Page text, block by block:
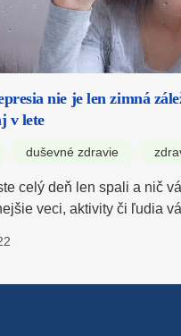
nie je len zimná
v lete
duševné zdravie
celý deň len spali a nič
veci, aktivity či ľudia